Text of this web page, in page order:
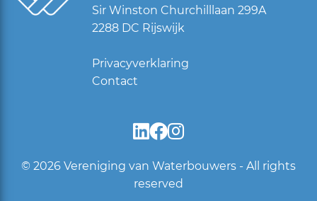
Sir Winston Churchilllaan 299A
2288 DC Rijswijk
Privacyverklaring
Contact
© 2026Vereniging van Waterbouwers - All rights
reserved